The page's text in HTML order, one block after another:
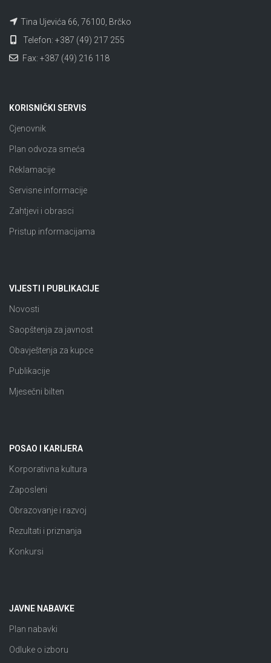
Tina Ujevića 66, 76100, Brčko
Telefon: +387 (49) 217 255
Fax: +387 (49) 216 118
KORISNIČKI SERVIS
Cjenovnik
Plan odvoza smeća
Reklamacije
Servisne informacije
Zahtjevi i obrasci
Pristup informacijama
VIJESTI I PUBLIKACIJE
Novosti
Saopštenja za javnost
Obavještenja za kupce
Publikacije
Mjesečni bilten
POSAO I KARIJERA
Korporativna kultura
Zaposleni
Obrazovanje i razvoj
Rezultati i priznanja
Konkursi
JAVNE NABAVKE
Plan nabavki
Odluke o izboru